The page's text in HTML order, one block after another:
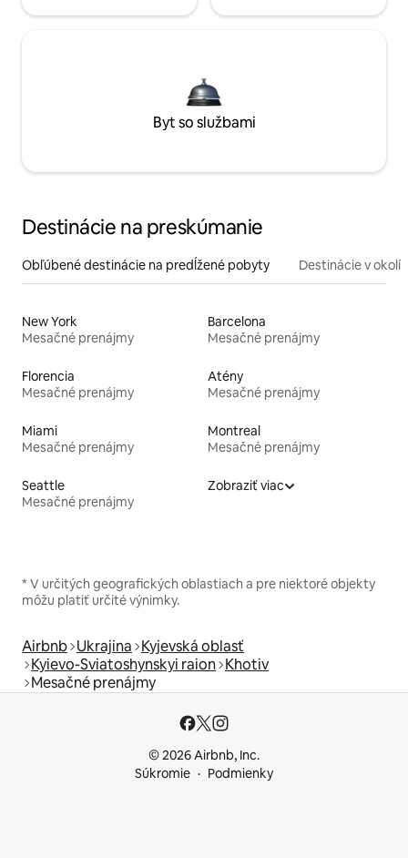
Byt so službami
Destinácie na preskúmanie
Obľúbené destinácie na predĺžené pobyty Destinácie v okolí
New York
Mesačné prenájmy
Barcelona
Mesačné prenájmy
Florencia
Mesačné prenájmy
Atény
Mesačné prenájmy
Miami
Mesačné prenájmy
Montreal
Mesačné prenájmy
Seattle
Mesačné prenájmy
Zobraziť viac
* V určitých geografických oblastiach a pre niektoré objekty
môžu platiť určité výnimky.
Airbnb Ukrajina Kyjevská oblasť
Kyievo-Sviatoshynskyi raion Khotiv
Mesačné prenájmy
© 2026 Airbnb, Inc.
Súkromie
Podmienky